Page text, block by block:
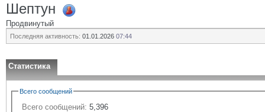
Шептун
Продвинутый
Последняя активность: 01.01.2026 07:44
Статистика
Всего сообщений
Всего сообщений: 5,396